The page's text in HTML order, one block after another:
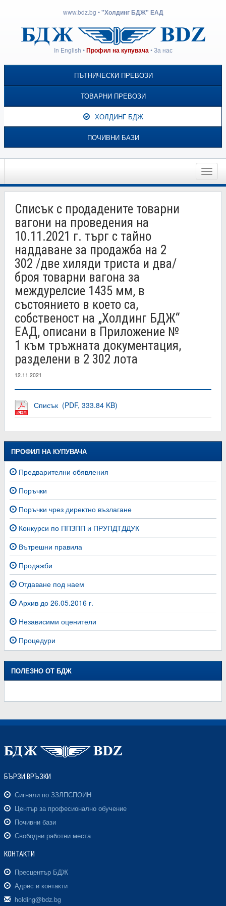
www.bdz.bg •"Холдинг БДЖ" ЕАД
In English •Профил на купувача •За нас
ПЪТНИЧЕСКИ ПРЕВОЗИ
ТОВАРНИ ПРЕВОЗИ
ХОЛДИНГ БДЖ
ПОЧИВНИ БАЗИ
Toggle
Списък с продадените товарни
вагони на проведения на
10.11.2021 г. търг с тайно
наддаване за продажба на 2
302 /две хиляди триста и два/
броя товарни вагона за
междурелсие 1435 мм, в
състоянието в което са,
собственост на „Холдинг БДЖ“
ЕАД, описани в Приложение №
1 към тръжната документация,
разделени в 2 302 лота
12.11.2021
Списък (PDF, 333.84 KB)
ПРОФИЛ НА КУПУВАЧА
Предварителни обявления
Поръчки
Поръчки чрез директно възлагане
Конкурси по ППЗПП и ПРУПДТДДУК
Вътрешни правила
Продажби
Отдаване под наем
Архив до 26.05.2016 г.
Независими оценители
Процедури
ПОЛЕЗНО ОТ БДЖ
БЪРЗИ ВРЪЗКИ
Сигнали по ЗЗЛПСПОИН
Център за професионално обучение
Почивни бази
Свободни работни места
КОНТАКТИ
Пресцентър БДЖ
Адрес и контакти
holding@bdz.bg